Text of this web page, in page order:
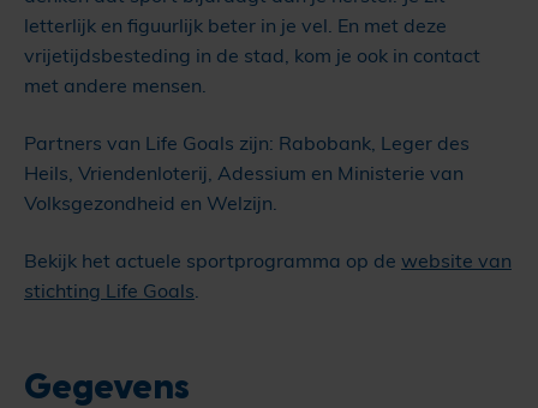
letterlijk en figuurlijk beter in je vel. En met deze
vrijetijdsbesteding in de stad, kom je ook in contact
met andere mensen.
Partners van Life Goals zijn: Rabobank, Leger des
Heils, Vriendenloterij, Adessium en Ministerie van
Volksgezondheid en Welzijn.
Bekijk het actuele sportprogramma op de website van
stichting Life Goals.
Gegevens